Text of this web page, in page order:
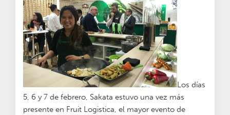
Los días
5, 6 y 7 de febrero, Sakata estuvo una vez más
presente en Fruit Logistica, el mayor evento de